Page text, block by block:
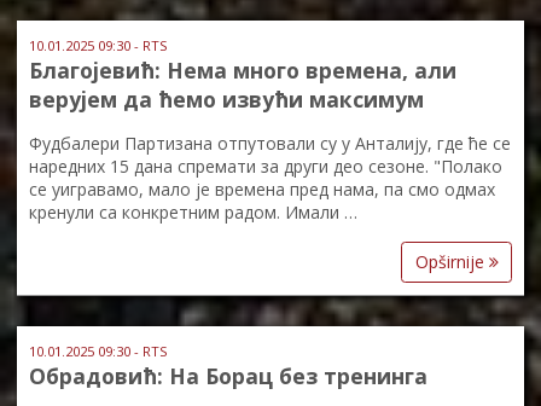
10.01.2025 09:30 - RTS
Благојевић: Нема много времена, али
верујем да ћемо извући максимум
Фудбалери Партизана отпутовали су у Анталију, где ће се
наредних 15 дана спремати за други део сезоне. "Полако
се уигравамо, мало је времена пред нама, па смо одмах
кренули са конкретним радом. Имали …
Opširnije
10.01.2025 09:30 - RTS
Обрадовић: На Борац без тренинга